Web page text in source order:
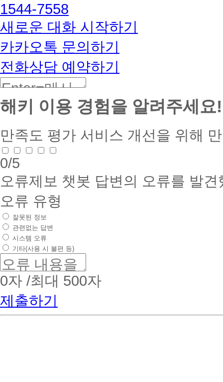
커
BETA
1544-7558
새로운 대화 시작하기
카카오톡 문의하기
전화상담 예약하기
해키 이용 경험을 알려주세요!
만족도 평가 서비스 개선을 위해
0/5
오류제보 챗봇 답변의 오류를 발
오류 유형
잘못된 정보
관련없는 답변
시스템 오류
기타(사용 시 불편 등)
0자 /최대 500자
제출하기